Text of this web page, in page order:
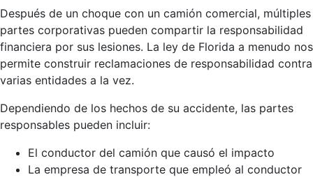
Después de un choque con un camión comercial, múltiples
partes corporativas pueden compartir la responsabilidad
financiera por sus lesiones. La ley de Florida a menudo nos
permite construir reclamaciones de responsabilidad contra
varias entidades a la vez.
Dependiendo de los hechos de su accidente, las partes
responsables pueden incluir:
El conductor del camión que causó el impacto
La empresa de transporte que empleó al conductor